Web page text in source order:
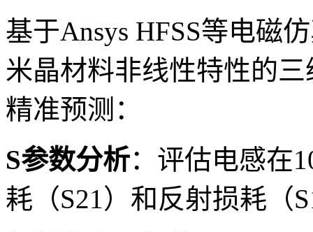
基于Ansys HFSS等电磁
米晶材料非线性特性的
精准预测：
S参数分析：评估电感在
耗（S21）和反射损耗（